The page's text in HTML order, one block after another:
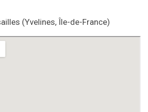
(Yvelines, Île-de-France)